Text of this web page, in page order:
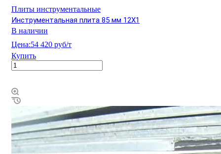
Плиты инструментальные
Инструментальная плита 85 мм 12Х1
В наличии
Цена:54 420 руб/т
Купить